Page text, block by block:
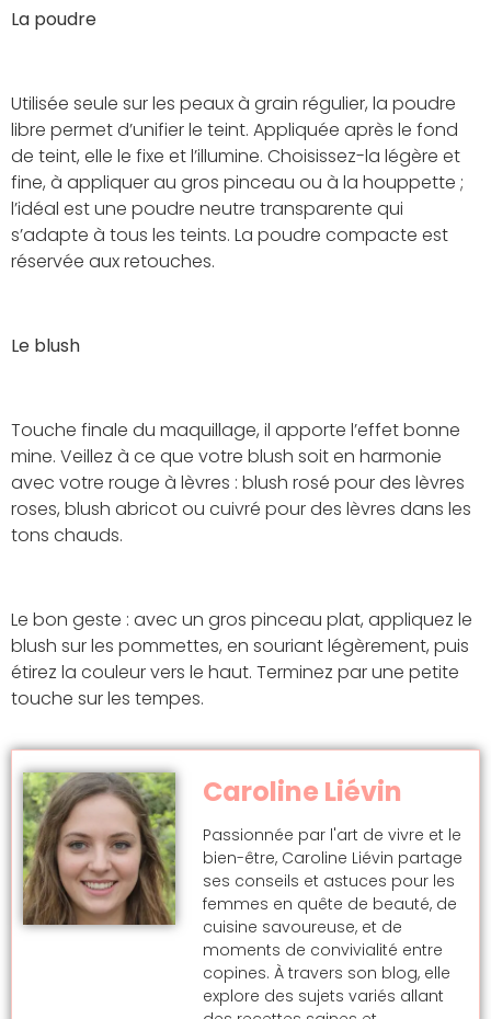
La poudre
Utilisée seule sur les peaux à grain régulier, la poudre
libre permet d’unifier le teint. Appliquée après le fond
de teint, elle le fixe et l’illumine. Choisissez-la légère et
fine, à appliquer au gros pinceau ou à la houppette ;
l’idéal est une poudre neutre transparente qui
s’adapte à tous les teints. La poudre compacte est
réservée aux retouches.
Le blush
Touche finale du maquillage, il apporte l’effet bonne
mine. Veillez à ce que votre blush soit en harmonie
avec votre rouge à lèvres : blush rosé pour des lèvres
roses, blush abricot ou cuivré pour des lèvres dans les
tons chauds.
Le bon geste : avec un gros pinceau plat, appliquez le
blush sur les pommettes, en souriant légèrement, puis
étirez la couleur vers le haut. Terminez par une petite
touche sur les tempes.
Caroline Liévin
Passionnée par l'art de vivre et le
bien-être, Caroline Liévin partage
ses conseils et astuces pour les
femmes en quête de beauté, de
cuisine savoureuse, et de
moments de convivialité entre
copines. À travers son blog, elle
explore des sujets variés allant